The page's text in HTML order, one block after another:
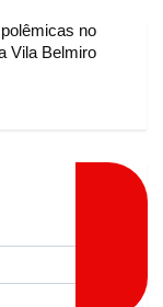
no
Vila Belmiro